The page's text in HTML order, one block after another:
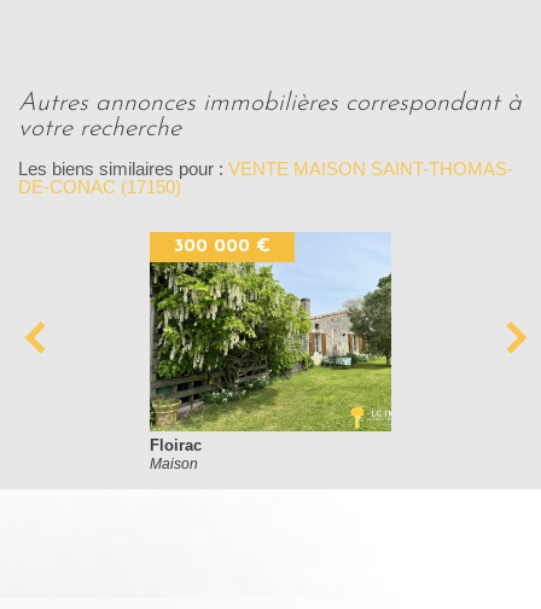
autres annonces immobilières correspondant à
votre recherche
Les biens similaires pour : VENTE MAISON SAINT-THOMAS-
DE-CONAC (17150)
300 000 €
Floirac
Maison